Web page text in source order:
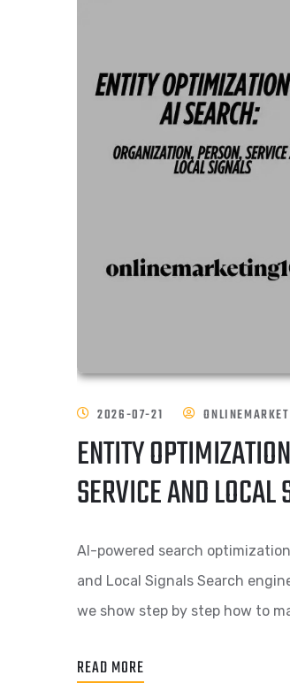
2026-07-21
ENTITY
SERVICE AND LOCAL
AI-powered search
and Local Signals Search
we show step by step how to
READ MORE